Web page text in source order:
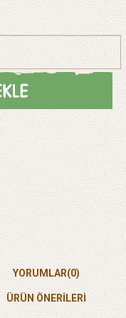
YORUMLAR(0)
ÜRÜN ÖNERILERI